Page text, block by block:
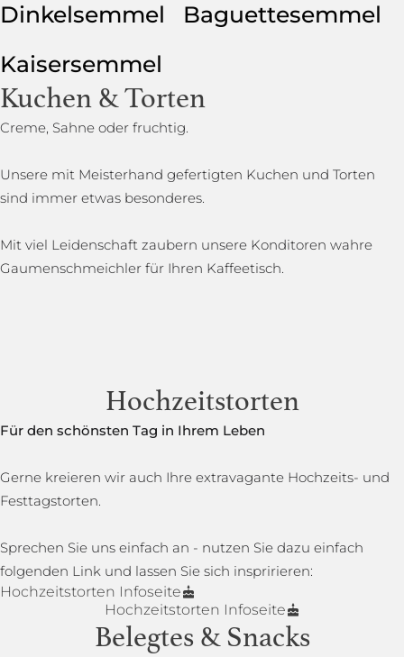
Dinkelsemmel
Baguettesemmel
Kaisersemmel
Kuchen & Torten
Creme, Sahne oder fruchtig.
Unsere mit Meisterhand gefertigten Kuchen und Torten
sind immer etwas besonderes.
Mit viel Leidenschaft zaubern unsere Konditoren wahre
Gaumenschmeichler für Ihren Kaffeetisch.
Hochzeitstorten
Für den schönsten Tag in Ihrem Leben
Gerne kreieren wir auch Ihre extravagante Hochzeits- und
Festtagstorten.
Sprechen Sie uns einfach an - nutzen Sie dazu einfach
folgenden Link und lassen Sie sich inspririeren:
Hochzeitstorten Infoseite
Hochzeitstorten Infoseite
Belegtes & Snacks